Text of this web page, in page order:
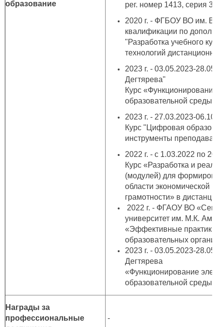
образование
рег. номер 1413, серия
2020 г. - ФГБОУ ВО им.
квалификации по
"Разработка учебного
технологий
2023 г. - 03.05.2023-
Дегтярева"
Курс
образовательной среды
2023 г. - 27.03.2023-
Курс "Цифровая
инструменты
2022 г. - с 1.03.2022 по
Курс «Разработка и
(модулей) для
области экономической
грамотности» в
2022 г. - ФГАОУ ВО
университет им. М.К.
«Эффективные
образовательных
2023 г. - 03.05.2023-
Дегтярева
«Функционирование
образовательной среды
Награды за
профессиональные
-